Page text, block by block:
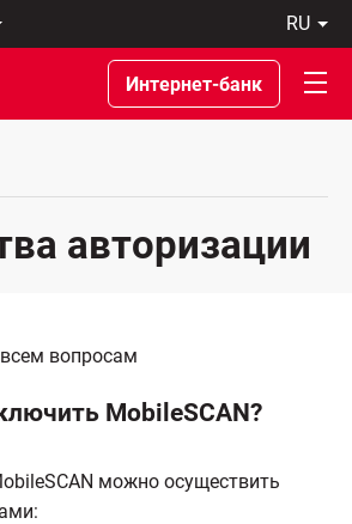
Интернет-банк
авторизации
вопросам
MobileSCAN?
можно осуществить